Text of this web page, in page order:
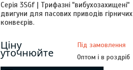
Серія 3SGf | Трифазні "вибухозахищені"
двигуни для пасових приводів гірничих
конвеєрів.
Ціну
уточнюйте
Під замовлення
Оптом і в роздріб